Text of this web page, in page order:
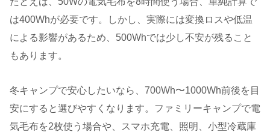
は400Whが必要です。しかし、実際には変換ロスや低温
による影響があるため、500Whでは少し不安が残ること
もあります。
冬キャンプで安心したいなら、700Wh〜1000Wh前後を目
安にすると選びやすくなります。ファミリーキャンプで電
気毛布を2枚使う場合や、スマホ充電、照明、小型冷蔵庫